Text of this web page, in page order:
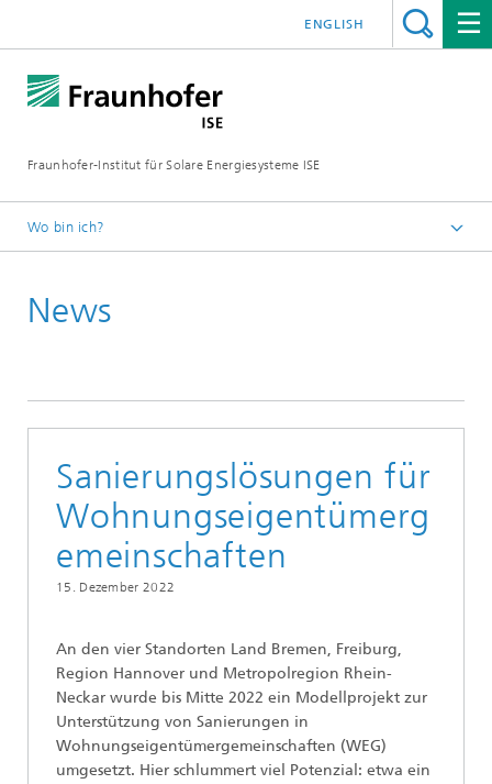
Fraunhofer-Institut für Solare Energiesysteme ISE
ENGLISH
Wo bin ich?
News
Sanierungslösungen für
Wohnungseigentümerg
emeinschaften
15. Dezember 2022
An den vier Standorten Land Bremen, Freiburg,
Region Hannover und Metropolregion Rhein-
Neckar wurde bis Mitte 2022 ein Modellprojekt zur
Unterstützung von Sanierungen in
Wohnungseigentümergemeinschaften (WEG)
umgesetzt. Hier schlummert viel Potenzial: etwa ein